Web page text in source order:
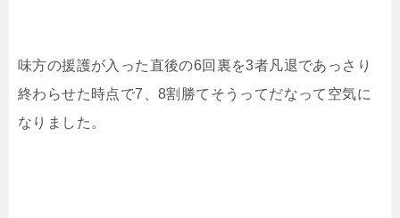
味方の援護が入った直後の6回裏を3者凡退であっさり
終わらせた時点で7、8割勝てそうってだなって空気に
なりました。